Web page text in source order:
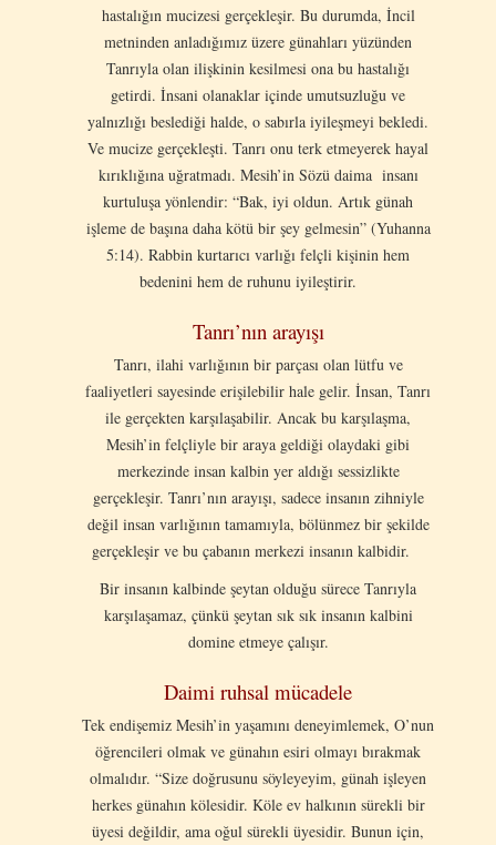
hastalığın mucizesi gerçekleşir. Bu durumda, İncil
metninden anladığımız üzere günahları yüzünden
Tanrıyla olan ilişkinin kesilmesi ona bu hastalığı
getirdi. İnsani olanaklar içinde umutsuzluğu ve
yalnızlığı beslediği halde, o sabırla iyileşmeyi bekledi.
Ve mucize gerçekleşti. Tanrı onu terk etmeyerek hayal
kırıklığına uğratmadı. Mesih’in Sözü daima insanı
kurtuluşa yönlendir: “Bak, iyi oldun. Artık günah
işleme de başına daha kötü bir şey gelmesin” (Yuhanna
5:14). Rabbin kurtarıcı varlığı felçli kişinin hem
bedenini hem de ruhunu iyileştirir.
Tanrı’nın arayışı
Tanrı, ilahi varlığının bir parçası olan lütfu ve
faaliyetleri sayesinde erişilebilir hale gelir. İnsan, Tanrı
ile gerçekten karşılaşabilir. Ancak bu karşılaşma,
Mesih’in felçliyle bir araya geldiği olaydaki gibi
merkezinde insan kalbin yer aldığı sessizlikte
gerçekleşir. Tanrı’nın arayışı, sadece insanın zihniyle
değil insan varlığının tamamıyla, bölünmez bir şekilde
gerçekleşir ve bu çabanın merkezi insanın kalbidir.
Bir insanın kalbinde şeytan olduğu sürece Tanrıyla
karşılaşamaz, çünkü şeytan sık sık insanın kalbini
domine etmeye çalışır.
Daimi ruhsal mücadele
Tek endişemiz Mesih’in yaşamını deneyimlemek, O’nun
öğrencileri olmak ve günahın esiri olmayı bırakmak
olmalıdır. “Size doğrusunu söyleyeyim, günah işleyen
herkes günahın kölesidir. Köle ev halkının sürekli bir
üyesi değildir, ama oğul sürekli üyesidir. Bunun için,